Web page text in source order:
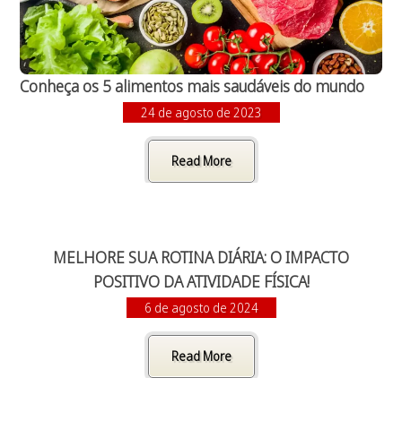
Conheça os 5 alimentos mais saudáveis do mundo
24 de agosto de 2023
Read More
MELHORE SUA ROTINA DIÁRIA: O IMPACTO
POSITIVO DA ATIVIDADE FÍSICA!
6 de agosto de 2024
Read More